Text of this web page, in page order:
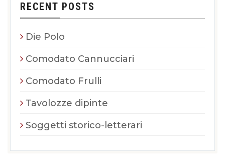
RECENT POSTS
Die Polo
Comodato Cannucciari
Comodato Frulli
Tavolozze dipinte
Soggetti storico-letterari